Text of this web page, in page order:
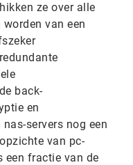
ze over alle
van een
back-
en
servers nog een
van pc-
een fractie van de